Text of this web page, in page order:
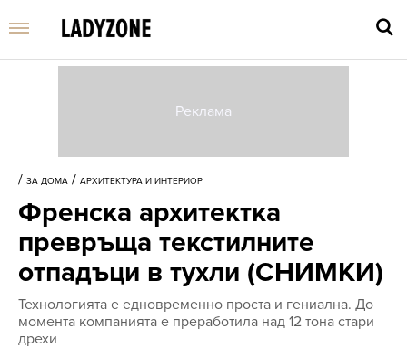
/ ЗА ДОМА / АРХИТЕКТУРА И ИНТЕРИОР
Френска архитектка
превръща текстилните
отпадъци в тухли (СНИМКИ)
Технологията е едновременно проста и гениална. До
момента компанията е преработила над 12 тона стари
дрехи